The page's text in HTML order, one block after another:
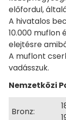
előfordul,
A hivatalos
10.000 muflon
elejtésre
A muflont
vadásszuk.
Nemzetközi
Bronz: